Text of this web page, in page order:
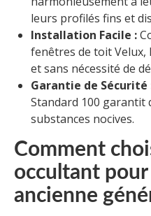
leurs profilés fins et
Installation Facile :
fenêtres de toit
et sans nécessité de
Garantie de Sécurité
Standard 100 garantit
substances nocives.
Comment
occultant
ancienne